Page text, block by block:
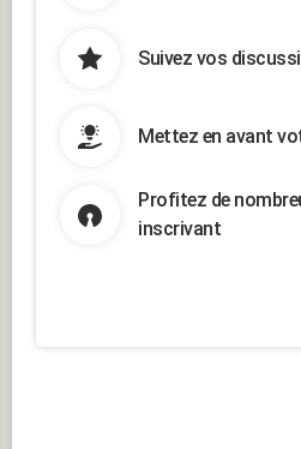
Suivez vos
Mettez en avant
Profitez de
inscrivant